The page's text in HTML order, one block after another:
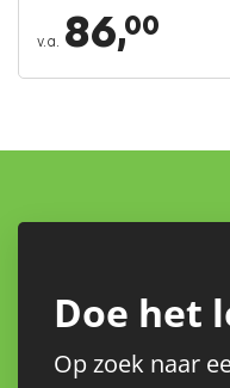
v.a. 86,00
Doe het
Op zoek naar